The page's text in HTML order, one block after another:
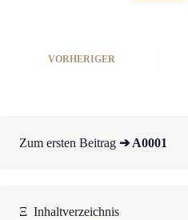
VORHERIGER
Zum ersten Beitrag ➔ A0001
Ξ Inhaltverzeichnis